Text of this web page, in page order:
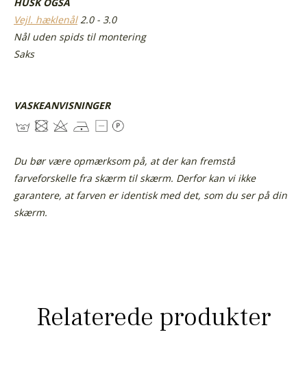
Vejl. hæklenål2.0 - 3.0
Nål uden spids til montering
Saks
VASKEANVISNINGER
Du bør være opmærksom på, at der kan fremstå
farveforskelle fra skærm til skærm. Derfor kan vi ikke
garantere, at farven er identisk med det, som du ser på din
skærm.
Relaterede produkter